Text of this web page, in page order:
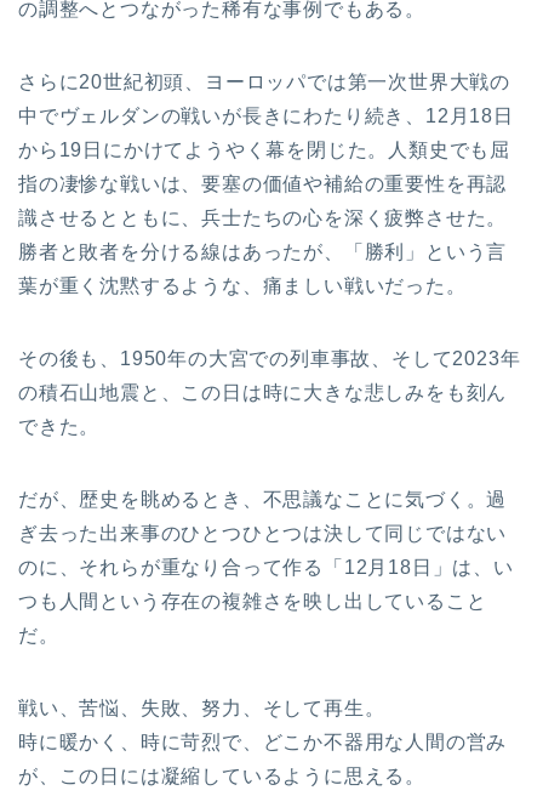
の調整へとつながった稀有な事例でもある。
さらに20世紀初頭、ヨーロッパでは第一次世界大戦の
中でヴェルダンの戦いが長きにわたり続き、12月18日
から19日にかけてようやく幕を閉じた。人類史でも屈
指の凄惨な戦いは、要塞の価値や補給の重要性を再認
識させるとともに、兵士たちの心を深く疲弊させた。
勝者と敗者を分ける線はあったが、「勝利」という言
葉が重く沈黙するような、痛ましい戦いだった。
その後も、1950年の大宮での列車事故、そして2023年
の積石山地震と、この日は時に大きな悲しみをも刻ん
できた。
だが、歴史を眺めるとき、不思議なことに気づく。過
ぎ去った出来事のひとつひとつは決して同じではない
のに、それらが重なり合って作る「12月18日」は、い
つも人間という存在の複雑さを映し出していること
だ。
戦い、苦悩、失敗、努力、そして再生。
時に暖かく、時に苛烈で、どこか不器用な人間の営み
が、この日には凝縮しているように思える。